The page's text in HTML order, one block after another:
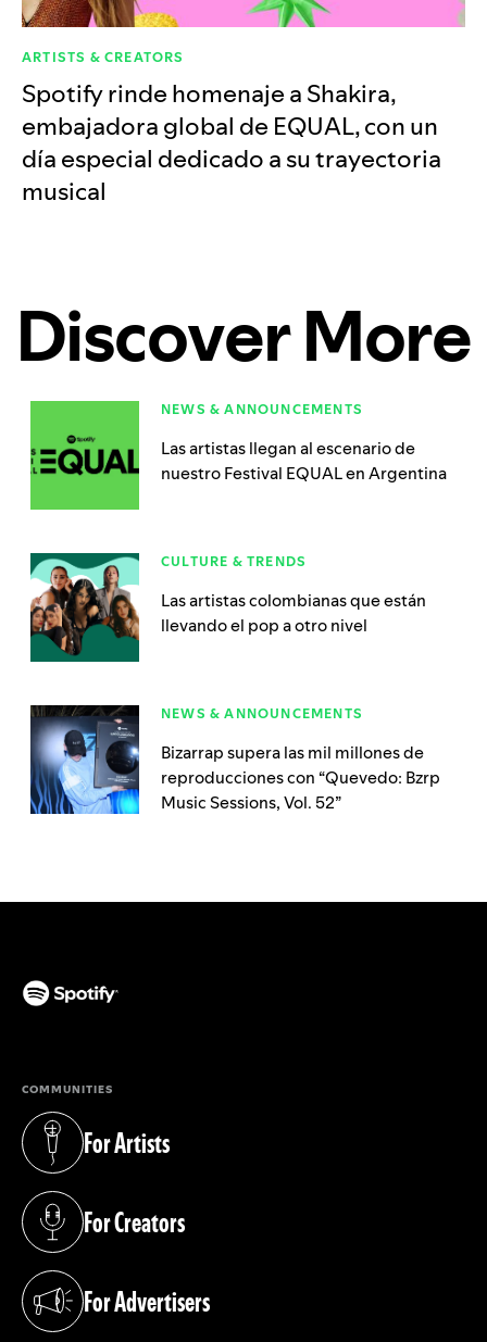
ARTISTS & CREATORS
Spotify rinde homenaje a Shakira,
embajadora global de EQUAL, con un
día especial dedicado a su trayectoria
musical
Discover More
NEWS & ANNOUNCEMENTS
Las artistas llegan al escenario de
nuestro Festival EQUAL en Argentina
CULTURE & TRENDS
Las artistas colombianas que están
llevando el pop a otro nivel
NEWS & ANNOUNCEMENTS
Bizarrap supera las mil millones de
reproducciones con “Quevedo: Bzrp
Music Sessions, Vol. 52”
COMMUNITIES
For Artists
(opens in a new tab)
For Creators
(opens in a new tab)
For Advertisers
(opens in a new tab)